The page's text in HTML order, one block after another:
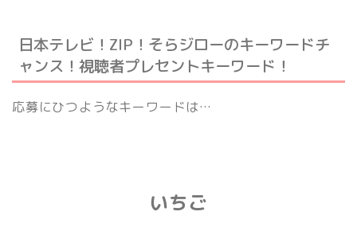
日本テレビ！ZIP！そらジローのキーワードチ
ャンス！視聴者プレセントキーワード！
応募にひつようなキーワードは…
いちご